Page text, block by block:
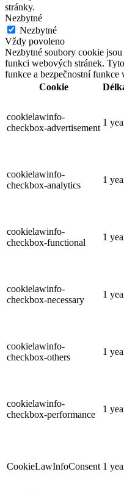
stránky.
Nezbytné
Nezbytné
Vždy povoleno
Nezbytné soubory cookie
funkci webových stránek.
funkce a bezpečnostní funkce
Cookie
cookielawinfo-
checkbox-advertisement
1
cookielawinfo-
checkbox-analytics
1
cookielawinfo-
checkbox-functional
1
cookielawinfo-
checkbox-necessary
1
cookielawinfo-
checkbox-others
1
cookielawinfo-
checkbox-performance
1
CookieLawInfoConsent 1